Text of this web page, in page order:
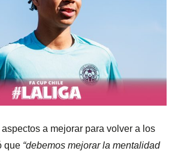
a mejorar para volver a los
que “debemos mejorar la mentalidad